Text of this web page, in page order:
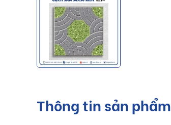
Thông tin sản phẩm